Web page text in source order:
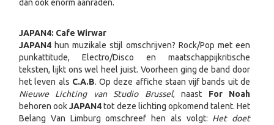
dan ook enorm aanraden.
JAPAN4: Cafe Wirwar
JAPAN4 hun muzikale stijl omschrijven? Rock/Pop met een
punkattitude, Electro/Disco en maatschappijkritische
teksten, lijkt ons wel heel juist. Voorheen ging de band door
het leven als C.A.B. Op deze affiche staan vijf bands uit de
Nieuwe Lichting van Studio Brussel, naast For Noah
behoren ookJAPAN4tot deze lichting opkomend talent. Het
Belang Van Limburg omschreef hen als volgt: Het doet